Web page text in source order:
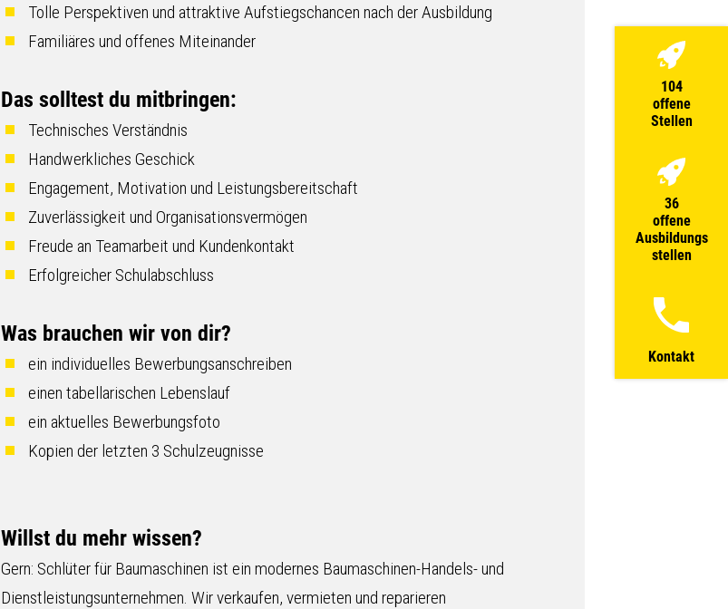
Tolle Perspektiven und attraktive Aufstiegschancen nach der Ausbildung
Familiäres und offenes Miteinander
Das solltest du mitbringen:
Technisches Verständnis
Handwerkliches Geschick
Engagement, Motivation und Leistungsbereitschaft
Zuverlässigkeit und Organisationsvermögen
Freude an Teamarbeit und Kundenkontakt
Erfolgreicher Schulabschluss
Was brauchen wir von dir?
ein individuelles Bewerbungsanschreiben
einen tabellarischen Lebenslauf
ein aktuelles Bewerbungsfoto
Kopien der letzten 3 Schulzeugnisse
Willst du mehr wissen?
Gern: Schlüter für Baumaschinen ist ein modernes Baumaschinen-Handels- und
Dienstleistungsunternehmen. Wir verkaufen, vermieten und reparieren
104
offene
Stellen
36
offene
Ausbildungs
stellen
Kontakt